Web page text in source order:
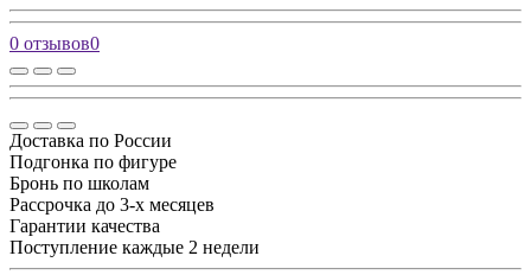
0 отзывов0
Доставка по России
Подгонка по фигуре
Бронь по школам
Рассрочка до 3-х месяцев
Гарантии качества
Поступление каждые 2 недели